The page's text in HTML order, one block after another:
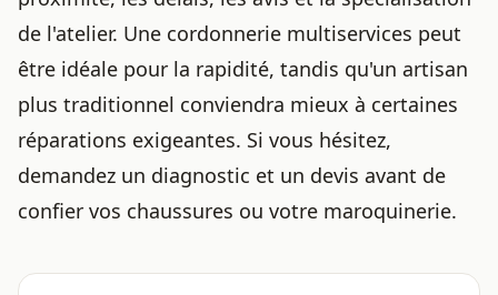
de l'atelier. Une cordonnerie multiservices peut
être idéale pour la rapidité, tandis qu'un artisan
plus traditionnel conviendra mieux à certaines
réparations exigeantes. Si vous hésitez,
demandez un diagnostic et un devis avant de
confier vos chaussures ou votre maroquinerie.